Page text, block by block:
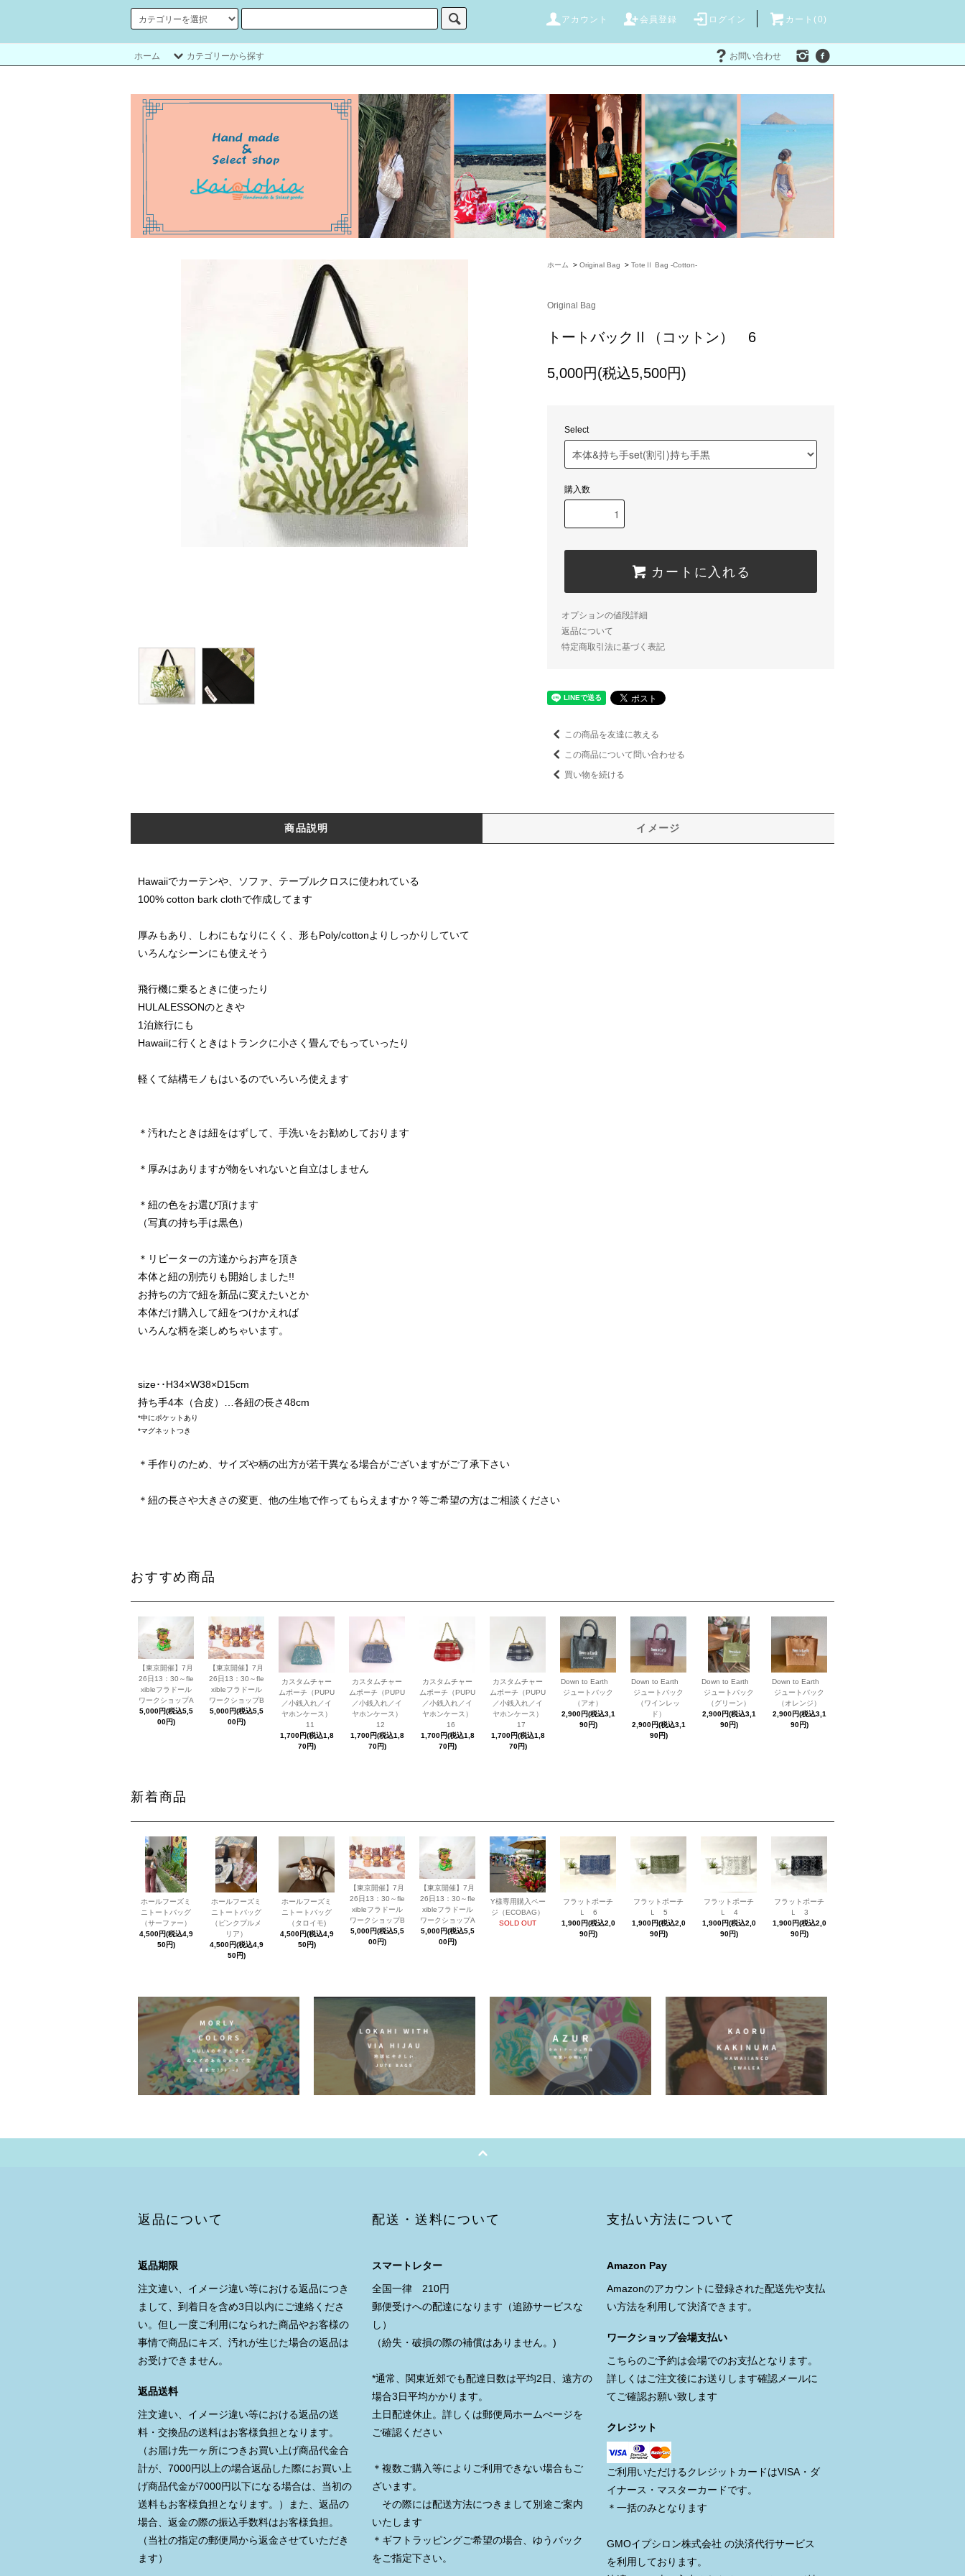
アカウント 会員登録 ログイン カート(0)
ホーム カテゴリーから探す お問い合わせ
ホーム > Original Bag > ToteⅡ Bag -Cotton-
Original Bag
トートバックⅡ（コットン） 6
5,000円(税込5,500円)
Select
購入数
カートに入れる
オプションの値段詳細
返品について
特定商取引法に基づく表記
この商品を友達に教える
この商品について問い合わせる
買い物を続ける
商品説明 イメージ
Hawaiiでカーテンや、ソファ、テーブルクロスに使われている
100% cotton bark clothで作成してます
厚みもあり、しわにもなりにくく、形もPoly/cottonよりしっかりしていて
いろんなシーンにも使えそう
飛行機に乗るときに使ったり
HULALESSONのときや
1泊旅行にも
Hawaiiに行くときはトランクに小さく畳んでもっていったり
軽くて結構モノもはいるのでいろいろ使えます
＊汚れたときは紐をはずして、手洗いをお勧めしております
＊厚みはありますが物をいれないと自立はしません
＊紐の色をお選び頂けます
（写真の持ち手は黒色）
＊リピーターの方達からお声を頂き
本体と紐の別売りも開始しました!!
お持ちの方で紐を新品に変えたいとか
本体だけ購入して紐をつけかえれば
いろんな柄を楽しめちゃいます。
size･･H34×W38×D15cm
持ち手4本（合皮）…各紐の長さ48cm
*中にポケットあり
*マグネットつき
＊手作りのため、サイズや柄の出方が若干異なる場合がございますがご了承下さい
＊紐の長さや大きさの変更、他の生地で作ってもらえますか？等ご希望の方はご相談ください
おすすめ商品
【東京開催】7月
26日13：30～fle
xibleフラドール
ワークショップA
5,000円(税込5,5
00円)
【東京開催】7月
26日13：30～fle
xibleフラドール
ワークショップB
5,000円(税込5,5
00円)
カスタムチャー
ムポーチ（PUPU
／小銭入れ／イ
ヤホンケース）
11
1,700円(税込1,8
70円)
カスタムチャー
ムポーチ（PUPU
／小銭入れ／イ
ヤホンケース）
12
1,700円(税込1,8
70円)
カスタムチャー
ムポーチ（PUPU
／小銭入れ／イ
ヤホンケース）
16
1,700円(税込1,8
70円)
カスタムチャー
ムポーチ（PUPU
／小銭入れ／イ
ヤホンケース）
17
1,700円(税込1,8
70円)
Down to Earth
ジュートバック
（アオ）
2,900円(税込3,1
90円)
Down to Earth
ジュートバック
（ワインレッ
ド）
2,900円(税込3,1
90円)
Down to Earth
ジュートバック
（グリーン）
2,900円(税込3,1
90円)
Down to Earth
ジュートバック
（オレンジ）
2,900円(税込3,1
90円)
新着商品
ホールフーズミ
ニトートバッグ
（サーファー）
4,500円(税込4,9
50円)
ホールフーズミ
ニトートバッグ
（ピンクプルメ
リア）
4,500円(税込4,9
50円)
ホールフーズミ
ニトートバッグ
（タロイモ)
4,500円(税込4,9
50円)
【東京開催】7月
26日13：30～fle
xibleフラドール
ワークショップB
5,000円(税込5,5
00円)
【東京開催】7月
26日13：30～fle
xibleフラドール
ワークショップA
5,000円(税込5,5
00円)
Y様専用購入ペー
ジ（ECOBAG）
SOLD OUT
フラットポーチ
Ｌ 6
1,900円(税込2,0
90円)
フラットポーチ
Ｌ 5
1,900円(税込2,0
90円)
フラットポーチ
Ｌ 4
1,900円(税込2,0
90円)
フラットポーチ
Ｌ 3
1,900円(税込2,0
90円)
返品について
返品期限
注文違い、イメージ違い等における返品につき
まして、到着日を含め3日以内にご連絡くださ
い。但し一度ご利用になられた商品やお客様の
事情で商品にキズ、汚れが生じた場合の返品は
お受けできません。
返品送料
注文違い、イメージ違い等における返品の送
料・交換品の送料はお客様負担となります。
（お届け先一ヶ所につきお買い上げ商品代金合
計が、7000円以上の場合返品した際にお買い上
げ商品代金が7000円以下になる場合は、当初の
送料もお客様負担となります。）また、返品の
場合、返金の際の振込手数料はお客様負担。
（当社の指定の郵便局から返金させていただき
ます）
配送・送料について
スマートレター
全国一律 210円
郵便受けへの配達になります（追跡サービスな
し）
（紛失・破損の際の補償はありません。)
*通常、関東近郊でも配達日数は平均2日、遠方の
場合3日平均かかります。
土日配達休止。詳しくは郵便局ホームぺージを
ご確認ください
＊複数ご購入等によりご利用できない場合もご
ざいます。
その際には配送方法につきまして別途ご案内
いたします
＊ギフトラッピングご希望の場合、ゆうバック
をご指定下さい。
支払い方法について
Amazon Pay
Amazonのアカウントに登録された配送先や支払
い方法を利用して決済できます。
ワークショップ会場支払い
こちらのご予約は会場でのお支払となります。
詳しくはご注文後にお送りします確認メールに
てご確認お願い致します
クレジット
ご利用いただけるクレジットカードはVISA・ダ
イナース・マスターカードです。
＊一括のみとなります
GMOイプシロン株式会社 の決済代行サービス
を利用しております。